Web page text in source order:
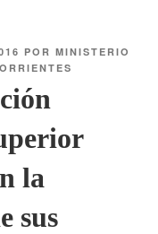
PORMINISTERIO
la
sus